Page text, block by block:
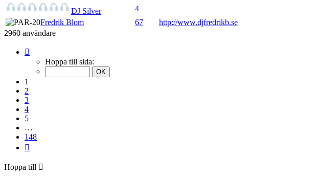
DJ Silver 4
Fredrik Blom
67 http://www.djfredrikb.se
2960 användare
Hoppa till sida:
1
2
3
4
5
…
148
Hoppa till